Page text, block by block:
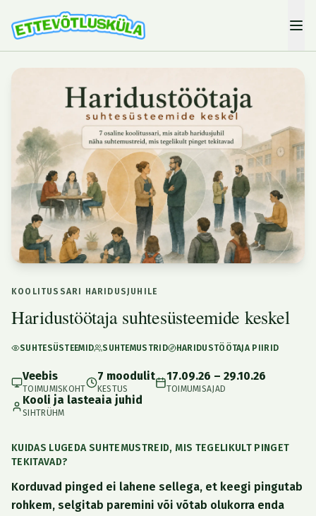
KOOLITUSSARI HARIDUSJUHILE
Haridustöötaja suhtesüsteemide keskel
SUHTESÜSTEEMID SUHTEMUSTRID HARIDUSTÖÖTAJA PIIRID
Veebis
TOIMUMISKOHT
7 moodulit
KESTUS
17.09.26 – 29.10.26
TOIMUMISAJAD
Kooli ja lasteaia juhid
SIHTRÜHM
KUIDAS LUGEDA SUHTEMUSTREID, MIS TEGELIKULT PINGET
TEKITAVAD?
Korduvad pinged ei lahene sellega, et keegi pingutab
rohkem, selgitab paremini või võtab olukorra enda